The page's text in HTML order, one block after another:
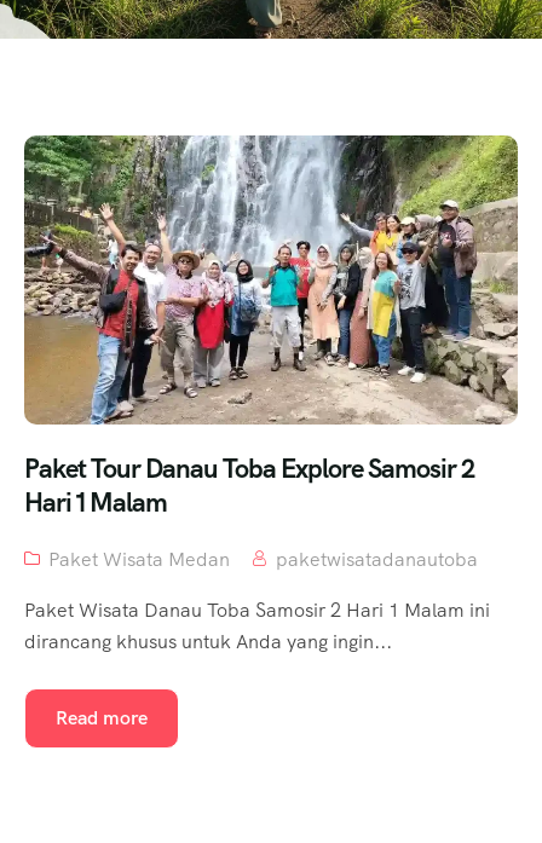
Paket Tour Danau Toba Explore Samosir 2
Hari 1 Malam
Paket Wisata Medan
paketwisatadanautoba
Paket Wisata Danau Toba Samosir 2 Hari 1 Malam ini
dirancang khusus untuk Anda yang ingin...
Read more